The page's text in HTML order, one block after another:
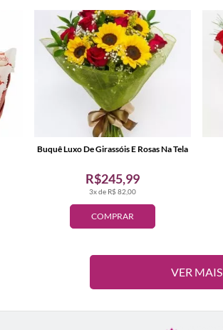
COMPRAR
3x de R$ 82,00
R$245,99
Buquê Luxo De Girassóis E Rosas Na Tela
VER MAIS